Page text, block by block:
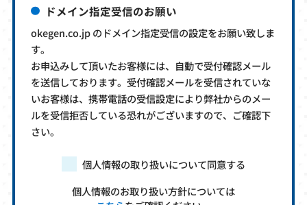
ドメイン指定受信のお願い
okegen.co.jp のドメイン指定受信の設定をお願い致しま
す。
お申込みして頂いたお客様には、自動で受付確認メール
を送信しております。受付確認メールを受信されていな
いお客様は、携帯電話の受信設定により弊社からのメー
ルを受信拒否している恐れがございますので、ご確認下
さい。
個人情報の取り扱いについて同意する
個人情報のお取り扱い方針については